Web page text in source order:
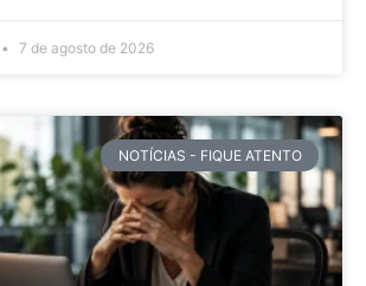
7 de agosto de 2026
NOTÍCIAS - FIQUE ATENTO